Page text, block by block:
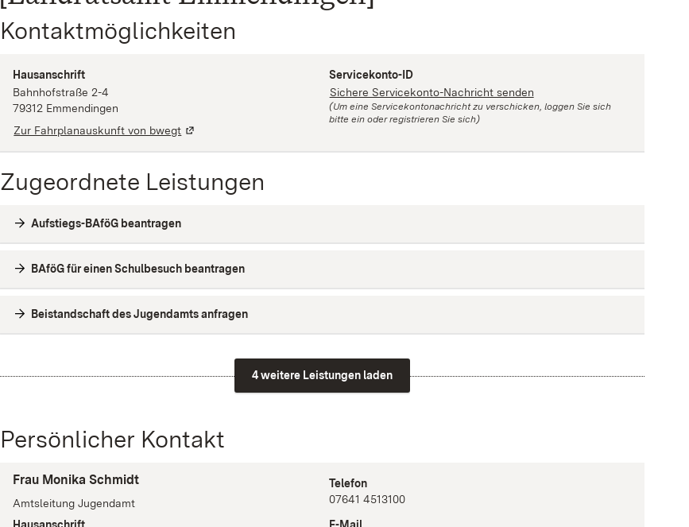
Kontaktmöglichkeiten
Hausanschrift
Bahnhofstraße 2-4
79312 Emmendingen
Zur Fahrplanauskunft von bwegt
Servicekonto-ID
Sichere Servicekonto-Nachricht senden
(Um eine Servicekontonachricht zu verschicken, loggen Sie sich
bitte ein oder registrieren Sie sich)
Zugeordnete Leistungen
Aufstiegs-BAföG beantragen
BAföG für einen Schulbesuch beantragen
Beistandschaft des Jugendamts anfragen
4 weitere Leistungen laden
Persönlicher Kontakt
Frau Monika Schmidt
Amtsleitung Jugendamt
Telefon
07641 4513100
E-Mail